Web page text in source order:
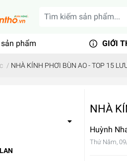
phẩm GIỚI
/ NHÀ KÍNH PHƠI BÙN AO - TOP 15
NHÀ
Huỳnh
Thứ Năm,